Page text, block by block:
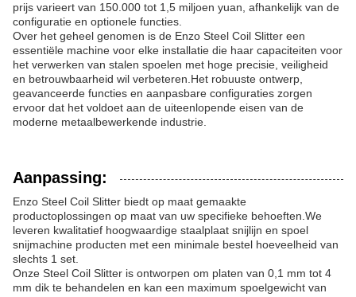
prijs varieert van 150.000 tot 1,5 miljoen yuan, afhankelijk van de
configuratie en optionele functies.
Over het geheel genomen is de Enzo Steel Coil Slitter een
essentiële machine voor elke installatie die haar capaciteiten voor
het verwerken van stalen spoelen met hoge precisie, veiligheid
en betrouwbaarheid wil verbeteren.Het robuuste ontwerp,
geavanceerde functies en aanpasbare configuraties zorgen
ervoor dat het voldoet aan de uiteenlopende eisen van de
moderne metaalbewerkende industrie.
Aanpassing:
Enzo Steel Coil Slitter biedt op maat gemaakte
productoplossingen op maat van uw specifieke behoeften.We
leveren kwalitatief hoogwaardige staalplaat snijlijn en spoel
snijmachine producten met een minimale bestel hoeveelheid van
slechts 1 set.
Onze Steel Coil Slitter is ontworpen om platen van 0,1 mm tot 4
mm dik te behandelen en kan een maximum spoelgewicht van